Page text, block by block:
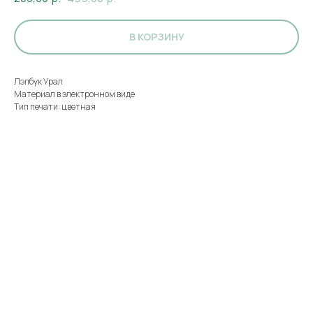
В КОРЗИНУ
Лэпбук Урал
Материал в электронном виде
Тип печати: цветная